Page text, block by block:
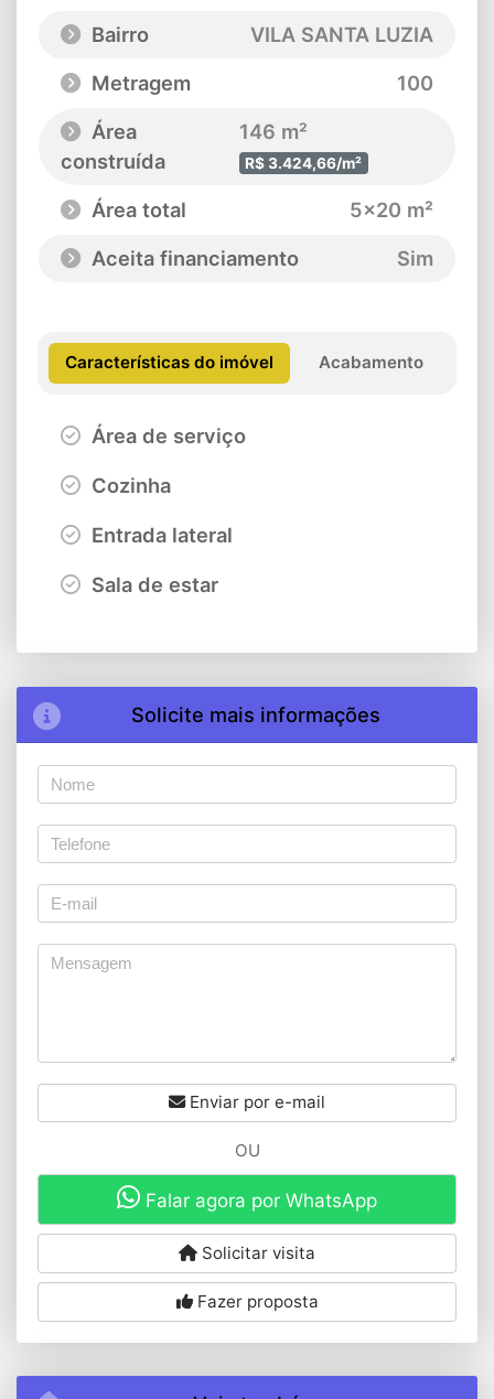
Bairro
VILA SANTA LUZIA
Metragem
100
Área
construída
146 m²
R$ 3.424,66/m²
Área total
5x20 m²
Aceita financiamento
Sim
Características do imóvel Acabamento
Área de serviço
Cozinha
Entrada lateral
Sala de estar
Solicite mais informações
Enviar por e-mail
OU
Falar agora por WhatsApp
Solicitar visita
Fazer proposta